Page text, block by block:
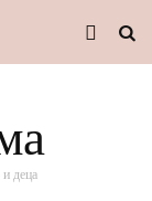
деца